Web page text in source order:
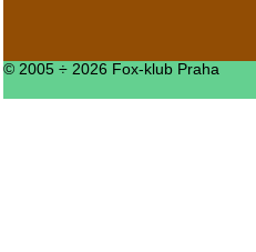
© 2005 ÷ 2026 Fox-klub Praha